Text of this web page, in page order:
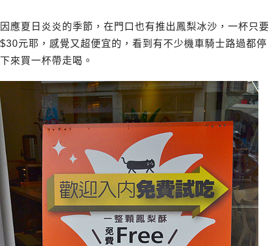
因應夏日炎炎的季節，在門口也有推出鳳梨冰沙，一杯只要
$30元耶，感覺又超便宜的，看到有不少機車騎士路過都停
下來買一杯帶走喝。